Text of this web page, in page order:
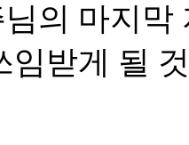
의 마지
임받게 될